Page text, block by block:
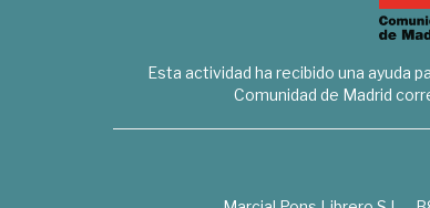
Esta actividad ha recibido una ayuda
Comunidad de Madrid